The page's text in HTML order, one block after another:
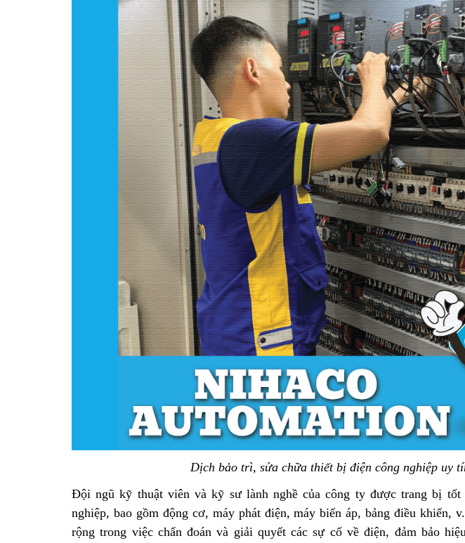
Dịch bảo trì, sửa chữa thiết bị điện công nghiệp uy
Đội ngũ kỹ thuật viên và kỹ sư lành nghề của công ty được trang bị
nghiệp, bao gồm động cơ, máy phát điện, máy biến áp, bảng điều khiển,
rộng trong việc chẩn đoán và giải quyết các sự cố về điện, đảm bảo